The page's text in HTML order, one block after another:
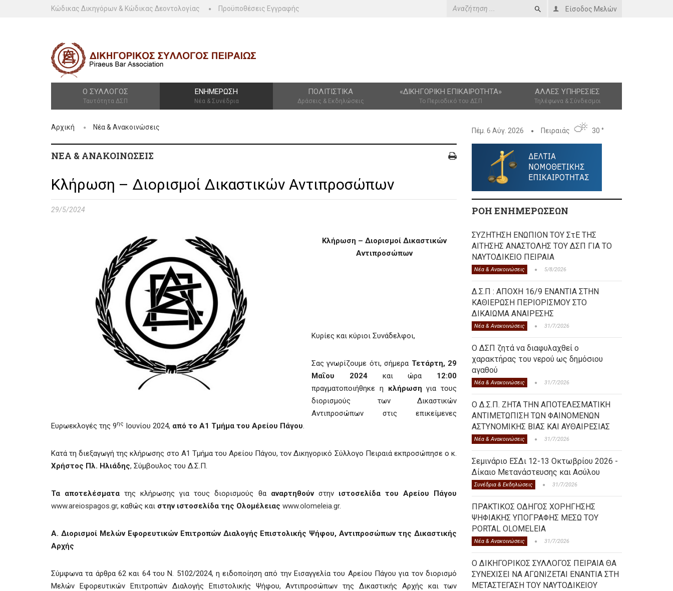
Κώδικας Δικηγόρων & Κώδικας Δεοντολογίας Προϋποθέσεις Εγγραφής Είσοδος Μελών
Ο ΣΎΛΛΟΓΟΣ
Ταυτότητα ΔΣΠ
ΕΝΗΜΈΡΩΣΗ
Νέα & Συνέδρια
ΠΟΛΙΤΙΣΤΙΚΆ
Δράσεις & Εκδηλώσεις
«ΔΙΚΗΓΟΡΙΚΉ ΕΠΙΚΑΙΡΌΤΗΤΑ»
Το Περιοδικό του ΔΣΠ
ΆΛΛΕΣ ΥΠΗΡΕΣΊΕΣ
Τηλέφωνα & Σύνδεσμοι
Αρχική Νέα & Ανακοινώσεις Πέμ. 6 Αύγ. 2026 Πειραιάς 30 °
ΝΈΑ & ΑΝΑΚΟΙΝΏΣΕΙΣ
Κλήρωση – Διορισμοί Δικαστικών Αντιπροσώπων
29/5/2024
Κλήρωση – Διορισμοί Δικαστικών
Αντιπροσώπων
Κυρίες και κύριοι Συνάδελφοι,
Σας γνωρίζουμε ότι, σήμερα Τετάρτη, 29
Μαΐου 2024και ώρα 12:00
πραγματοποιήθηκε η κλήρωση για τους
διορισμούς των Δικαστικών
Αντιπροσώπων στις επικείμενες
Ευρωεκλογές της 9ης Ιουνίου 2024, από το Α1 Τμήμα του Αρείου Πάγου.
Κατά τη διεξαγωγή της κλήρωσης στο Α1 Τμήμα του Αρείου Πάγου, τον Δικηγορικό Σύλλογο Πειραιά εκπροσώπησε ο κ.
Χρήστος Πλ. Ηλιάδης, Σύμβουλος του Δ.Σ.Π.
Τα αποτελέσματα της κλήρωσης για τους διορισμούς θα αναρτηθούνστην ιστοσελίδα του Αρείου Πάγου
www.areiospagos.gr, καθώς και στην ιστοσελίδα της Ολομέλειας www.olomeleia.gr.
Α. Διορισμοί Μελών Εφορευτικών Επιτροπών Διαλογής Επιστολικής Ψήφου, Αντιπροσώπων της Δικαστικής
Αρχής
Σύμφωνα τα άρθρα 62 και 64 του Ν. 5102/2024, η ειδοποίηση από την Εισαγγελία του Αρείου Πάγου για τον διορισμό
Μελών Εφορευτικών Επιτροπών Διαλογής Επιστολικής Ψήφου, Αντιπροσώπων της Δικαστικής Αρχής και των
ΡΟΗ ΕΝΗΜΕΡΩΣΕΩΝ
ΣΥΖΗΤΗΣΗ ΕΝΩΠΙΟΝ ΤΟΥ ΣτΕ ΤΗΣ
ΑΙΤΗΣΗΣ ΑΝΑΣΤΟΛΗΣ ΤΟΥ ΔΣΠ ΓΙΑ ΤΟ
ΝΑΥΤΟΔΙΚΕΙΟ ΠΕΙΡΑΙΑ
Νέα & Ανακοινώσεις 5/8/2026
Δ.Σ.Π : ΑΠΟΧΗ 16/9 ΕΝΑΝΤΙΑ ΣΤΗΝ
ΚΑΘΙΕΡΩΣΗ ΠΕΡΙΟΡΙΣΜΟΥ ΣΤΟ
ΔΙΚΑΙΩΜΑ ΑΝΑΙΡΕΣΗΣ
Νέα & Ανακοινώσεις 31/7/2026
Ο ΔΣΠ ζητά να διαφυλαχθεί ο
χαρακτήρας του νερού ως δημόσιου
αγαθού
Νέα & Ανακοινώσεις 31/7/2026
Ο Δ.Σ.Π. ΖΗΤΑ ΤΗΝ ΑΠΟΤΕΛΕΣΜΑΤΙΚΗ
ΑΝΤΙΜΕΤΩΠΙΣΗ ΤΩΝ ΦΑΙΝΟΜΕΝΩΝ
ΑΣΤΥΝΟΜΙΚΗΣ ΒΙΑΣ ΚΑΙ ΑΥΘΑΙΡΕΣΙΑΣ
Νέα & Ανακοινώσεις 31/7/2026
Σεμινάριο ΕΣΔι 12-13 Οκτωβρίου 2026 -
Δίκαιο Μετανάστευσης και Ασύλου
Συνέδρια & Εκδηλώσεις 31/7/2026
ΠΡΑΚΤΙΚΟΣ ΟΔΗΓΟΣ ΧΟΡΗΓΗΣΗΣ
ΨΗΦΙΑΚΗΣ ΥΠΟΓΡΑΦΗΣ ΜΕΣΩ ΤΟΥ
PORTAL OLOMELEIA
Νέα & Ανακοινώσεις 31/7/2026
Ο ΔΙΚΗΓΟΡΙΚΟΣ ΣΥΛΛΟΓΟΣ ΠΕΙΡΑΙΑ ΘΑ
ΣΥΝΕΧΙΣΕΙ ΝΑ ΑΓΩΝΙΖΕΤΑΙ ΕΝΑΝΤΙΑ ΣΤΗ
ΜΕΤΑΣΤΕΓΑΣΗ ΤΟΥ ΝΑΥΤΟΔΙΚΕΙΟΥ